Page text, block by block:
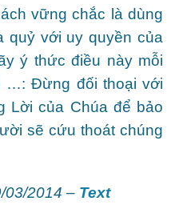
vững chắc là dùng
quỷ với uy quyền của
ý thức điều này mỗi
…: Đừng đối thoại với
Lời của Chúa để bảo
sẽ cứu thoát chúng
03/2014 – Text